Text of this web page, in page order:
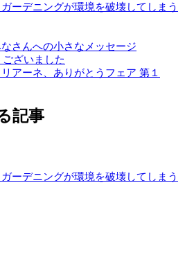
ーデニングが環境を破壊してしまう
さんへの小さなメッセージ
ざいました
アーネ、ありがとうフェア 第１
記事
ーデニングが環境を破壊してしまう